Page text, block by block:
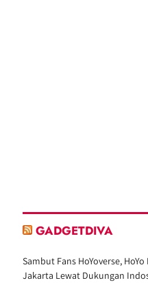
GADGETDIVA
Sambut Fans HoYoverse, HoYo
Jakarta Lewat Dukungan